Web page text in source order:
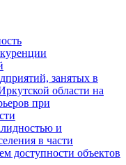
занятых в
области на
при
и
в части
доступности объектов